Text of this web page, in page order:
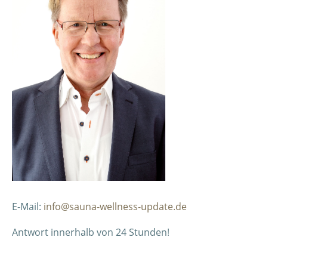
E-Mail: info@sauna-wellness-update.de
Antwort innerhalb von 24 Stunden!